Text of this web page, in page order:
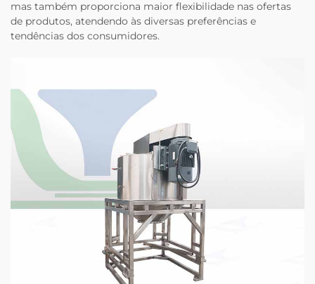
mas também proporciona maior flexibilidade nas ofertas
de produtos, atendendo às diversas preferências e
tendências dos consumidores.